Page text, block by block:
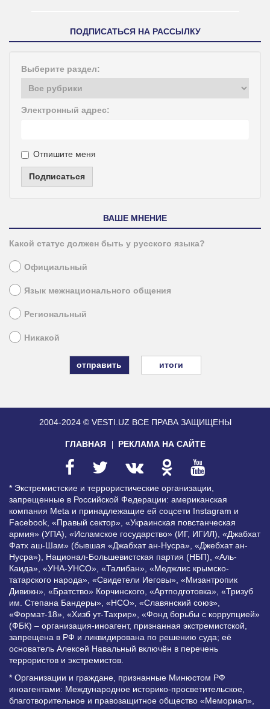
ПОДПИСАТЬСЯ НА РАССЫЛКУ
Выберите раздел:
Электронный адрес:
Отпишите меня
Подписаться
ВАШЕ МНЕНИЕ
Какой статус должен быть у русского языка?
Официальный
Язык межнационального общения
Региональный
Никакой
итоги
2004-2024 © VESTI.UZ ВСЕ ПРАВА ЗАЩИЩЕНЫ
ГЛАВНАЯ РЕКЛАМА НА САЙТЕ
* Экстремистские и террористические организации,
запрещенные в Российской Федерации: американская
компания Meta и принадлежащие ей соцсети Instagram и
Facebook, «Правый сектор», «Украинская повстанческая
армия» (УПА), «Исламское государство» (ИГ, ИГИЛ), «Джабхат
Фатх аш-Шам» (бывшая «Джабхат ан-Нусра», «Джебхат ан-
Нусра»), Национал-Большевистская партия (НБП), «Аль-
Каида», «УНА-УНСО», «Талибан», «Меджлис крымско-
татарского народа», «Свидетели Иеговы», «Мизантропик
Дивижн», «Братство» Корчинского, «Артподготовка», «Тризуб
им. Степана Бандеры», «НСО», «Славянский союз»,
«Формат-18», «Хизб ут-Тахрир», «Фонд борьбы с коррупцией»
(ФБК) – организация-иноагент, признанная экстремистской,
запрещена в РФ и ликвидирована по решению суда; её
основатель Алексей Навальный включён в перечень
террористов и экстремистов.
* Организации и граждане, признанные Минюстом РФ
иноагентами: Международное историко-просветительское,
благотворительное и правозащитное общество «Мемориал»,